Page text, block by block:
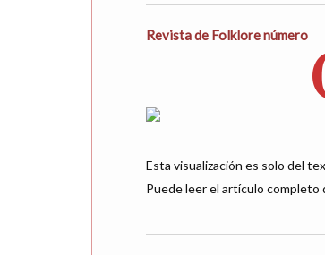
Revista de Folklore número
Esta visualización es solo del
Puede leer el artículo completo